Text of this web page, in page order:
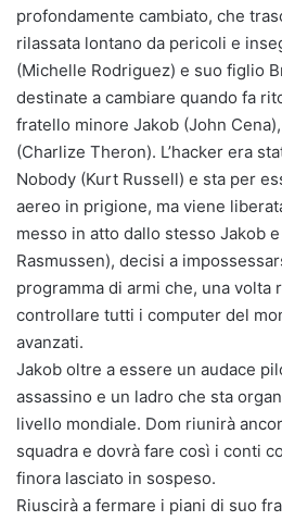
profondamente cambiato, che
rilassata lontano da pericoli e
(Michelle Rodriguez) e suo figlio
destinate a cambiare quando fa
fratello minore Jakob (John
(Charlize Theron). L’hacker era
Nobody (Kurt Russell) e sta per
aereo in prigione, ma viene
messo in atto dallo stesso Jakob
Rasmussen), decisi a
programma di armi che, una volta
controllare tutti i computer del
avanzati.
Jakob oltre a essere un audace
assassino e un ladro che sta
livello mondiale. Dom riunirà
squadra e dovrà fare così i conti
finora lasciato in sospeso.
Riuscirà a fermare i piani di suo